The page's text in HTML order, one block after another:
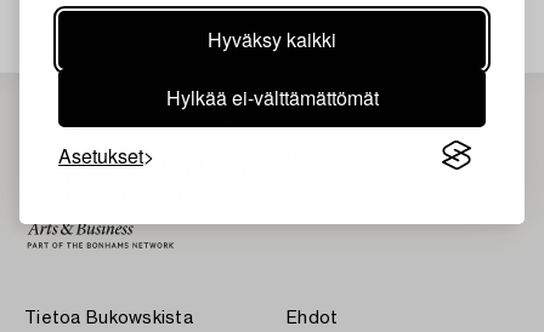
Hyväksy kaikki
Hylkää ei-välttämättömät
Asetukset
Tietoa Bukowskista Ehdot